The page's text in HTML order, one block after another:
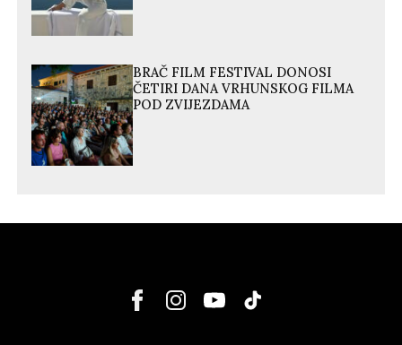
BRAČ FILM FESTIVAL DONOSI
ČETIRI DANA VRHUNSKOG FILMA
POD ZVIJEZDAMA